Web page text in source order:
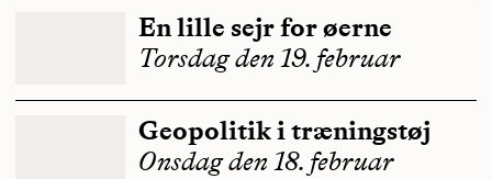
En lille sejr for øerne
Torsdag den 19. februar
Geopolitik i træningstøj
Onsdag den 18. februar